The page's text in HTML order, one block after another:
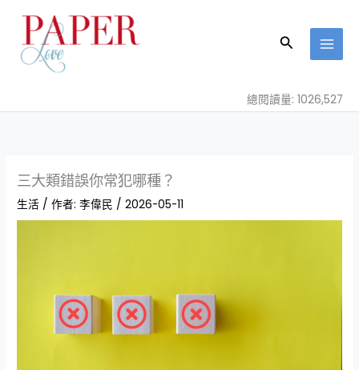
容
搜
總閱讀量: 1026,527
三大類錯誤你常犯哪種？
生活 / 作者:李偉民 /2026-05-11